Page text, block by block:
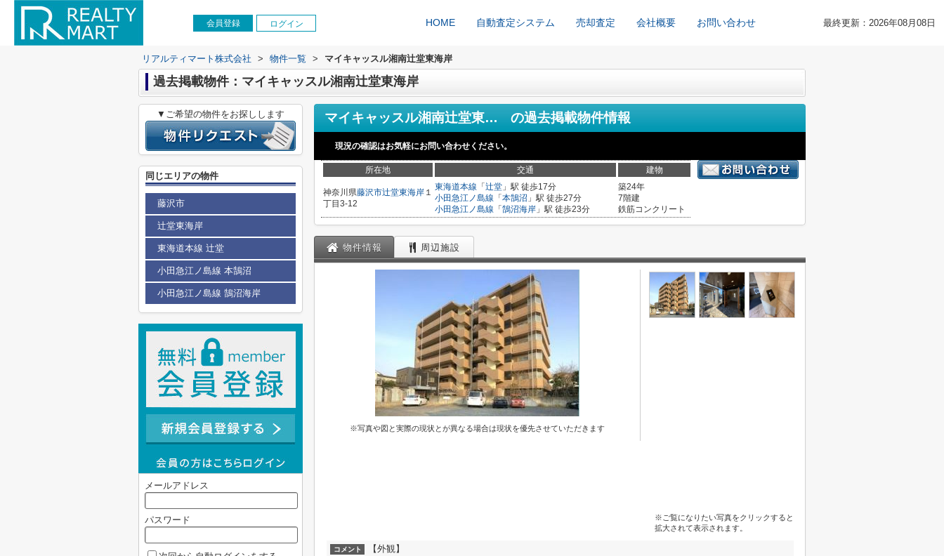
会員登録 ログイン HOME 自動査定システム 売却査定 会社概要 お問い合わせ 最終更新：2026年08月08日
リアルティマート株式会社 > 物件一覧 > マイキャッスル湘南辻堂東海岸
過去掲載物件：マイキャッスル湘南辻堂東海岸
マイキャッスル湘南辻堂東海岸 の過去掲載物件情報
現況の確認はお気軽にお問い合わせください。
所在地 交通 建物
神奈川県藤沢市辻堂東海岸 １
丁目3-12
東海道本線 「 辻堂 」駅 徒歩17分
小田急江ノ島線 「 本鵠沼 」駅 徒歩27分
小田急江ノ島線 「 鵠沼海岸 」駅 徒歩23分
築24年
7階建
鉄筋コンクリート
物件情報 周辺施設
※写真や図と実際の現状とが異なる場合は現状を優先させていただきます
※ご覧になりたい写真をクリックすると
拡大されて表示されます。
コメント 【外観】
▼ご希望の物件をお探しします
同じエリアの物件
藤沢市
辻堂東海岸
東海道本線 辻堂
小田急江ノ島線 本鵠沼
小田急江ノ島線 鵠沼海岸
メールアドレス
パスワード